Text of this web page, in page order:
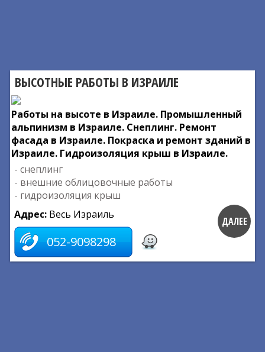
ВЫСОТНЫЕ РАБОТЫ В ИЗРАИЛЕ
Работы на высоте в Израиле. Промышленный
альпинизм в Израиле. Снеплинг. Ремонт
фасада в Израиле. Покраска и ремонт зданий в
Израиле. Гидроизоляция крыш в Израиле.
- снеплинг
- внешние облицовочные работы
- гидроизоляция крыш
Адрес: Весь Израиль
052-9098298
ДАЛЕЕ